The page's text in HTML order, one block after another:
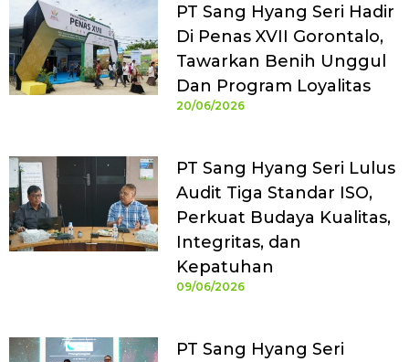
PT Sang Hyang Seri Hadir
Di Penas XVII Gorontalo,
Tawarkan Benih Unggul
Dan Program Loyalitas
20/06/2026
PT Sang Hyang Seri Lulus
Audit Tiga Standar ISO,
Perkuat Budaya Kualitas,
Integritas, dan
Kepatuhan
09/06/2026
PT Sang Hyang Seri